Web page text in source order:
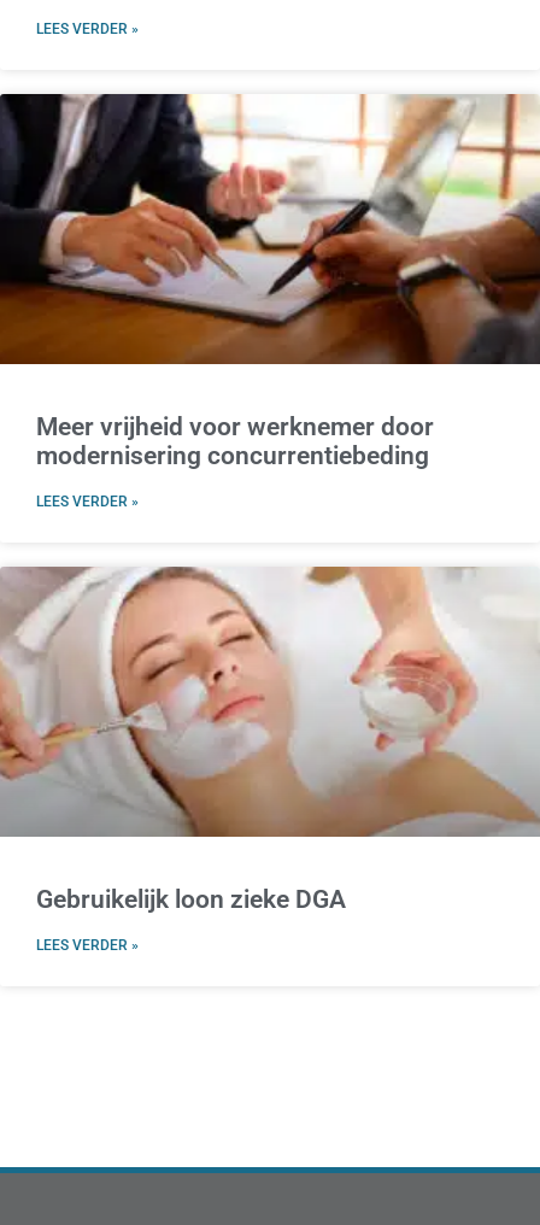
LEES VERDER »
Meer vrijheid voor werknemer door
modernisering concurrentiebeding
LEES VERDER »
Gebruikelijk loon zieke DGA
LEES VERDER »